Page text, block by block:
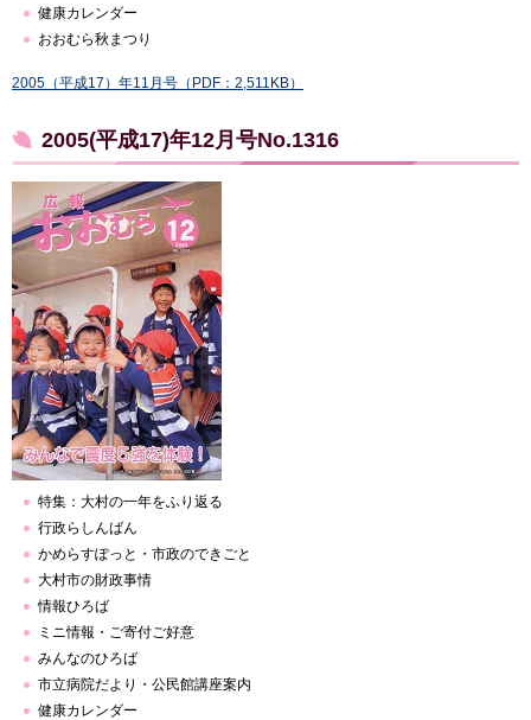
健康カレンダー
おおむら秋まつり
2005（平成17）年11月号（PDF：2,511KB）
2005(平成17)年12月号No.1316
特集：大村の一年をふり返る
行政らしんばん
かめらすぽっと・市政のできごと
大村市の財政事情
情報ひろば
ミニ情報・ご寄付ご好意
みんなのひろば
市立病院だより・公民館講座案内
健康カレンダー